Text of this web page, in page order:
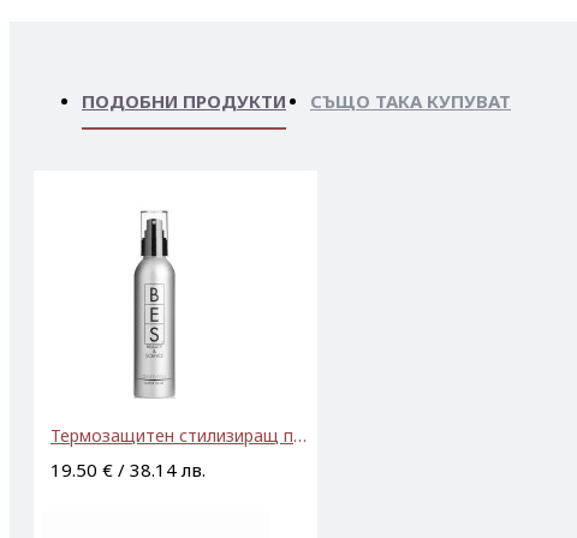
ПОДОБНИ ПРОДУКТИ СЪЩО ТАКА КУПУВАТ
Термозащитен стилизиращ протектор BES Professional Hair Fashion Super Glue 200ml
19.50 € / 38.14 лв.